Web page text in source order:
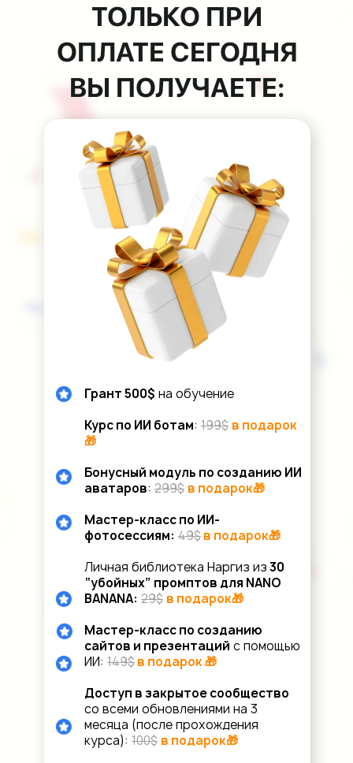
ТОЛЬКО ПРИ
ОПЛАТЕ СЕГОДНЯ
ВЫ ПОЛУЧАЕТЕ:
Грант 500$ на обучение
Курс по ИИ ботам: 199$ в подарок
🎁
Бонусный модуль по созданию ИИ
аватаров: 299$ в подарок🎁
Мастер-класс по ИИ-
фотосессиям: 49$в подарок🎁
Личная библиотека Наргиз из30
“убойных” промптов для NANO
BANANA: 29$ в подарок🎁
Мастер-класс по созданию
сайтов и презентаций с помощью
ИИ: 149$в подарок 🎁
Доступ в закрытое сообщество
со всеми обновлениями на 3
месяца (после прохождения
курса): 100$ в подарок🎁